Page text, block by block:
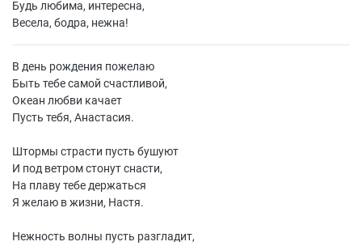
Будь любима, интересна,
Весела, бодра, нежна!
В день рождения пожелаю
Быть тебе самой счастливой,
Океан любви качает
Пусть тебя, Анастасия.
Штормы страсти пусть бушуют
И под ветром стонут снасти,
На плаву тебе держаться
Я желаю в жизни, Настя.
Нежность волны пусть разгладит,